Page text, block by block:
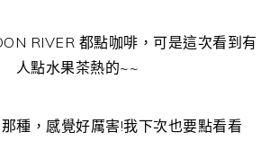
RIVER 都點咖啡，可是這次看到有
人點水果茶熱的~~
種，感覺好厲害!我下次也要點看看